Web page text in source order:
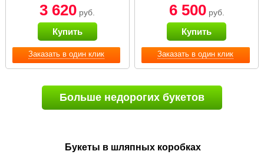
Заказать в один клик
3 620 руб.
Купить
Заказать в один клик
6 500руб.
Купить
Больше недорогих букетов
Букеты в шляпных коробках